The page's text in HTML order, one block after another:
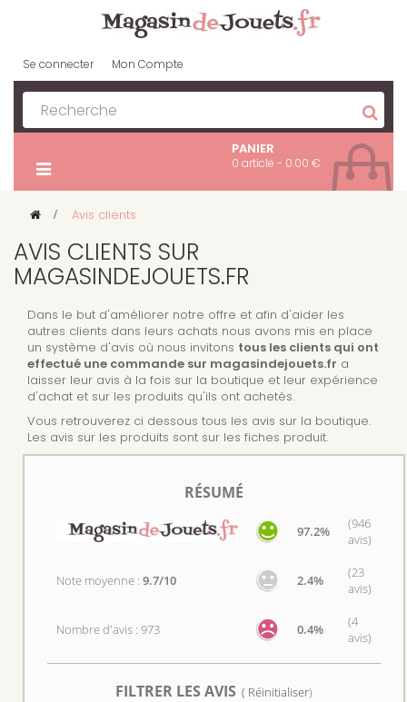
Se connecter Mon Compte
PANIER
0 article - 0.00 €
> Avis clients
AVIS CLIENTS SUR
MAGASINDEJOUETS.FR
Dans le but d'améliorer notre offre et afin d'aider les
autres clients dans leurs achats nous avons mis en place
un système d'avis où nous invitons tous les clients qui ont
effectué une commande sur magasindejouets.fr a
laisser leur avis à la fois sur la boutique et leur expérience
d'achat et sur les produits qu'ils ont achetés.
Vous retrouverez ci dessous tous les avis sur la boutique.
Les avis sur les produits sont sur les fiches produit.
RÉSUMÉ
97.2%
(946
avis)
Note moyenne :9.7/10 2.4%
(23
avis)
Nombre d'avis : 973 0.4%
(4
avis)
FILTRER LES AVIS ( Réinitialiser)